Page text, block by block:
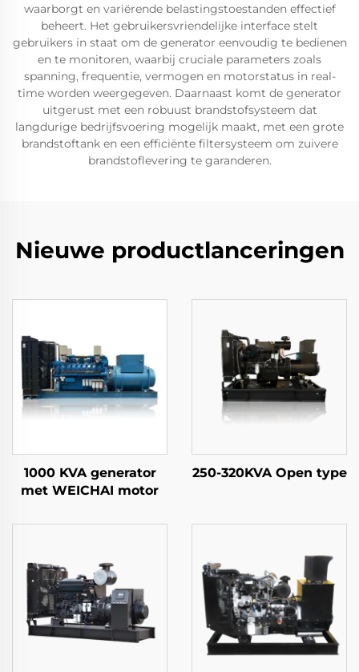
waarborgt en variërende belastingstoestanden effectief
beheert. Het gebruikersvriendelijke interface stelt
gebruikers in staat om de generator eenvoudig te bedienen
en te monitoren, waarbij cruciale parameters zoals
spanning, frequentie, vermogen en motorstatus in real-
time worden weergegeven. Daarnaast komt de generator
uitgerust met een robuust brandstofsysteem dat
langdurige bedrijfsvoering mogelijk maakt, met een grote
brandstoftank en een efficiënte filtersysteem om zuivere
brandstoflevering te garanderen.
Nieuwe productlanceringen
1000 KVA generator
met WEICHAI motor
250-320KVA Open type